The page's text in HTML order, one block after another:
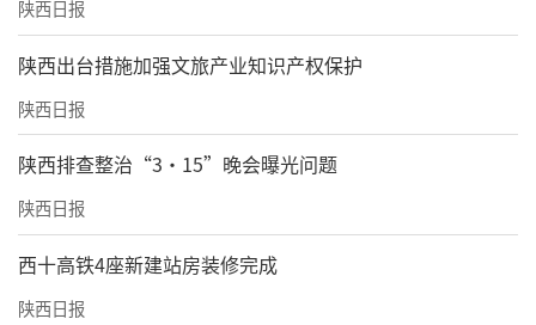
陕西日报
​陕西出台措施加强文旅产业知识产权保护
陕西日报
陕西排查整治“3·15”晚会曝光问题
陕西日报
西十高铁4座新建站房装修完成
陕西日报